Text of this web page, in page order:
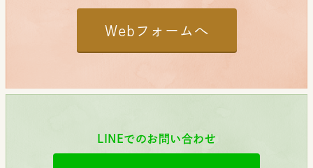
Webフォームへ
LINEでのお問い合わせ